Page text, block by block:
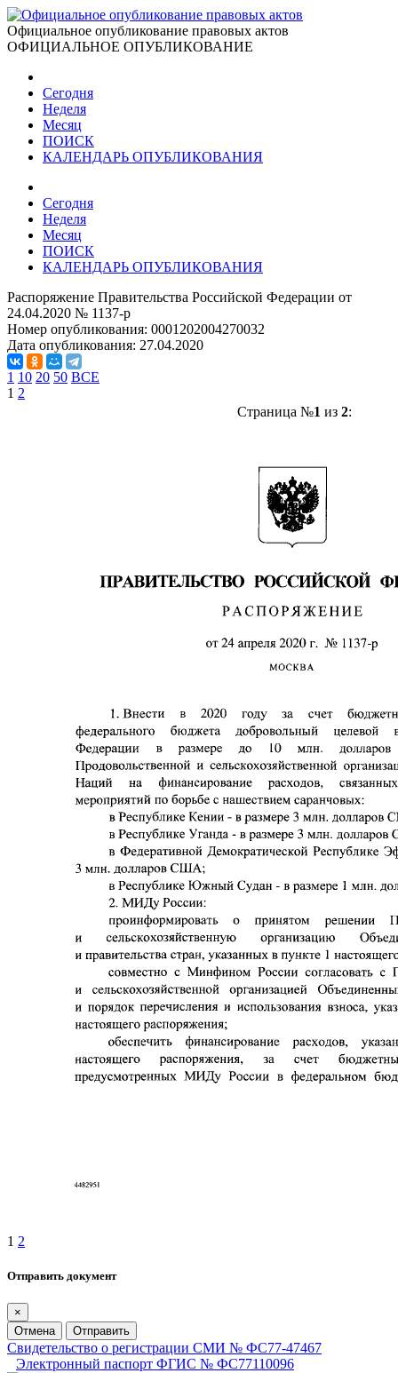
Официальное опубликование правовых актов
ОФИЦИАЛЬНОЕ ОПУБЛИКОВАНИЕ
Сегодня
Неделя
Месяц
ПОИСК
КАЛЕНДАРЬ ОПУБЛИКОВАНИЯ
Сегодня
Неделя
Месяц
ПОИСК
КАЛЕНДАРЬ ОПУБЛИКОВАНИЯ
Распоряжение Правительства Российской Федерации от
24.04.2020 № 1137-р
Номер опубликования: 0001202004270032
Дата опубликования: 27.04.2020
1 10 20 50 ВСЕ
1 2
Страница №1 из 2:
1 2
Отправить документ
×
Отмена
Отправить
Свидетельство о регистрации СМИ № ФС77-47467
Электронный паспорт ФГИС № ФС77110096